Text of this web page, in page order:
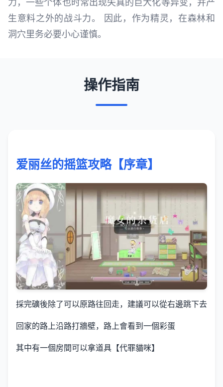
力，一些个体也时常出现失真的巨大化等异变，并产
生意料之外的战斗力。 因此，作为精灵，在森林和
洞穴里务必要小心谨慎。
操作指南
爱丽丝的摇篮攻略【序章】
採完礦後除了可以原路往回走，建議可以從右邊跳下去
回家的路上沿路打牆壁，路上會看到一個彩蛋
其中有一個房間可以拿道具【代罪貓咪】